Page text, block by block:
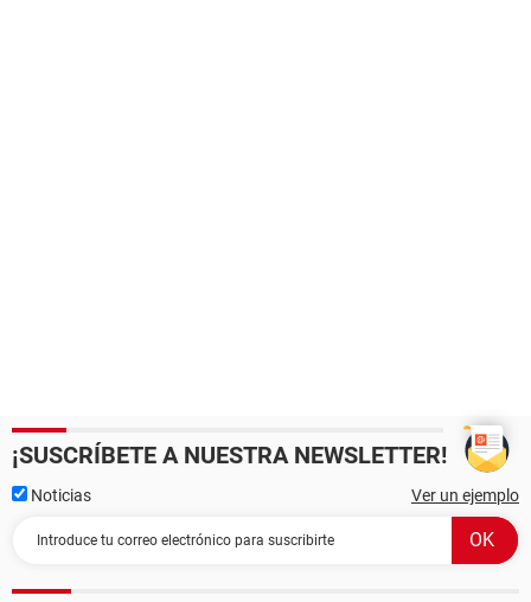
¡SUSCRÍBETE A NUESTRA NEWSLETTER!
Noticias Ver un ejemplo